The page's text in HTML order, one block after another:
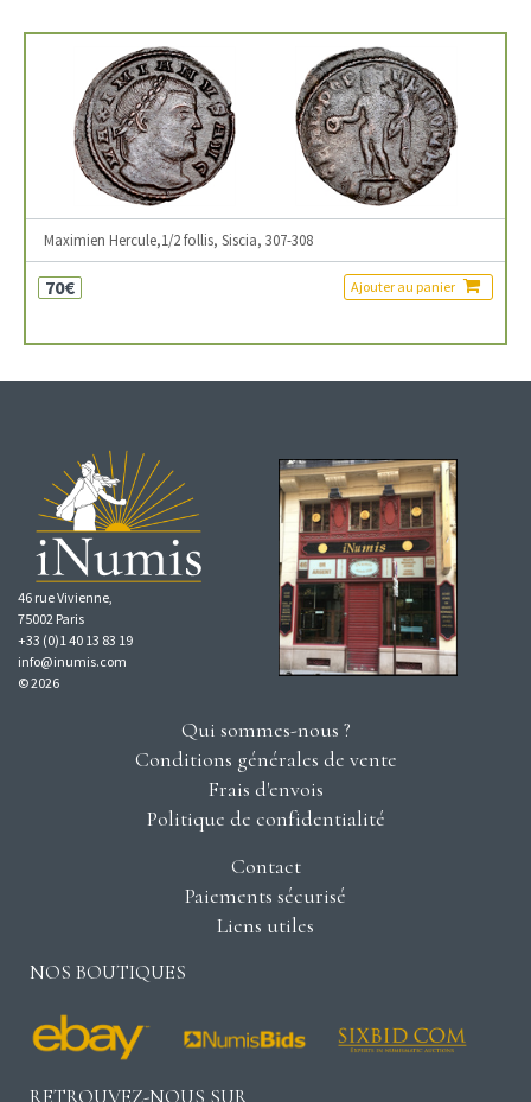
Maximien Hercule,1/2 follis, Siscia, 307-308
70€ Ajouter au panier
46 rue Vivienne,
75002 Paris
+33 (0)1 40 13 83 19
info@inumis.com
© 2026
Qui sommes-nous ?
Conditions générales de vente
Frais d'envois
Politique de confidentialité
Contact
Paiements sécurisé
Liens utiles
NOS BOUTIQUES
RETROUVEZ-NOUS SUR